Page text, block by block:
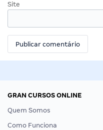
Site
GRAN CURSOS ONLINE
Quem Somos
Como Funciona